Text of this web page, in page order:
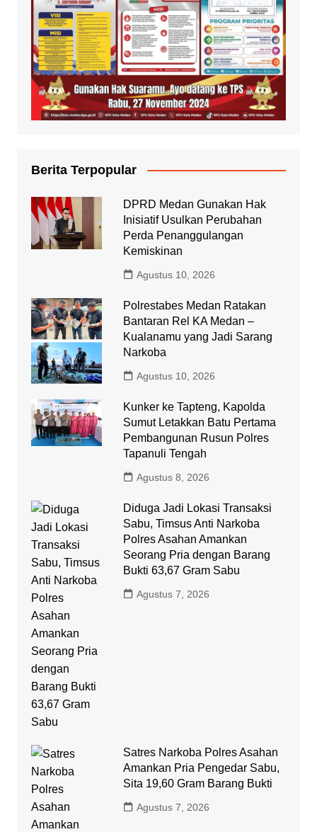
Berita Terpopular
DPRD Medan Gunakan Hak
Inisiatif Usulkan Perubahan
Perda Penanggulangan
Kemiskinan
Agustus 10, 2026
Polrestabes Medan Ratakan
Bantaran Rel KA Medan –
Kualanamu yang Jadi Sarang
Narkoba
Agustus 10, 2026
Kunker ke Tapteng, Kapolda
Sumut Letakkan Batu Pertama
Pembangunan Rusun Polres
Tapanuli Tengah
Agustus 8, 2026
Diduga Jadi Lokasi Transaksi
Sabu, Timsus Anti Narkoba
Polres Asahan Amankan
Seorang Pria dengan Barang
Bukti 63,67 Gram Sabu
Agustus 7, 2026
Satres Narkoba Polres Asahan
Amankan Pria Pengedar Sabu,
Sita 19,60 Gram Barang Bukti
Agustus 7, 2026